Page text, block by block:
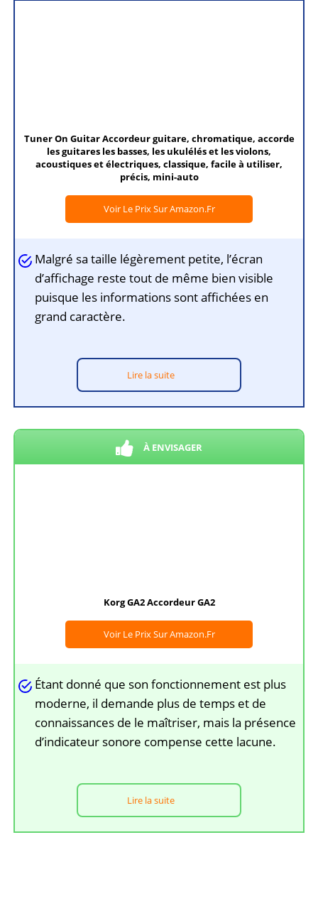
Tuner On Guitar Accordeur guitare, chromatique, accorde
les guitares les basses, les ukulélés et les violons,
acoustiques et électriques, classique, facile à utiliser,
précis, mini-auto
Voir Le Prix Sur Amazon.fr
Malgré sa taille légèrement petite, l’écran
d’affichage reste tout de même bien visible
puisque les informations sont affichées en
grand caractère.
Lire la suite
À ENVISAGER
Korg GA2 Accordeur GA2
Voir Le Prix Sur Amazon.fr
Étant donné que son fonctionnement est plus
moderne, il demande plus de temps et de
connaissances de le maîtriser, mais la présence
d’indicateur sonore compense cette lacune.
Lire la suite